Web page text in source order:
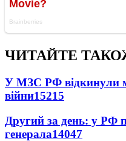
ЧИТАЙТЕ
У МЗС РФ відкинули
війни15215
Другий за день: у РФ
генерала14047